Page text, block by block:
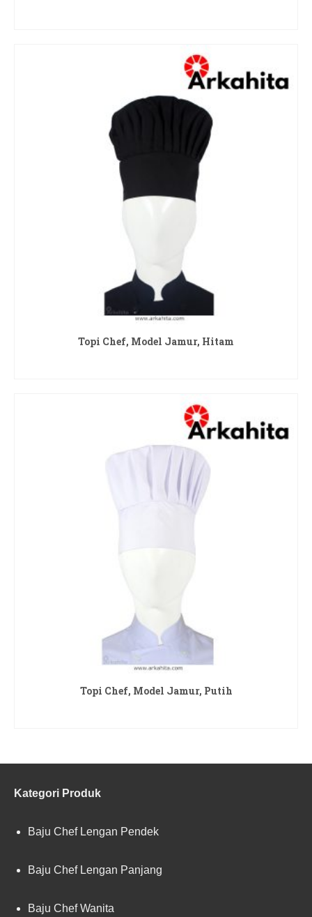
Topi Chef, Model Jamur, Hitam
Topi Chef, Model Jamur, Putih
Kategori Produk
Baju Chef Lengan Pendek
Baju Chef Lengan Panjang
Baju Chef Wanita